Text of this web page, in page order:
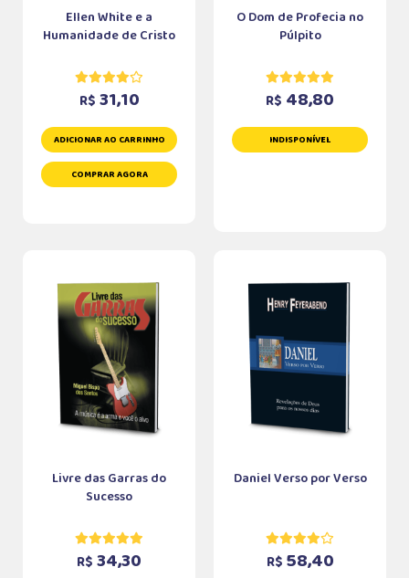
Ellen White e a
Humanidade de Cristo
R$ 31,10
ADICIONAR AO CARRINHO
COMPRAR AGORA
O Dom de Profecia no
Púlpito
R$ 48,80
INDISPONÍVEL
Livre das Garras do
Sucesso
R$ 34,30
Daniel Verso por Verso
R$ 58,40